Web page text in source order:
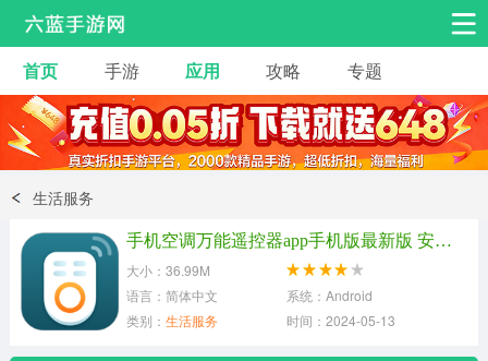
安卓手游 手游工具
热门手游 角色扮演 益智休闲
动作射击
冒险解谜
体育竞技
首页 手游 应用 攻略 专题
生活服务
手机空调万能遥控器app手机版最新版 安卓版v2.98
大小：36.99M
语言：简体中文
系统：Android
类别： 生活服务 时间：2024-05-13